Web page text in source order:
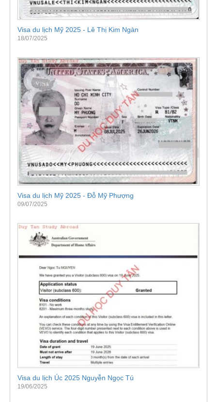
Visa du lịch Mỹ 2025 - Lê Thị Kim Ngàn
18/07/2025
Visa du lịch Mỹ 2025 - Đỗ Mỹ Phượng
09/07/2025
Visa du lịch Úc 2025 Nguyễn Ngọc Tú
19/06/2025